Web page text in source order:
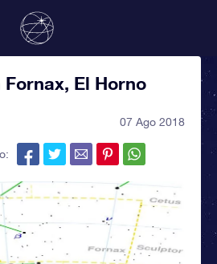
El Horno
07 Ago 2018